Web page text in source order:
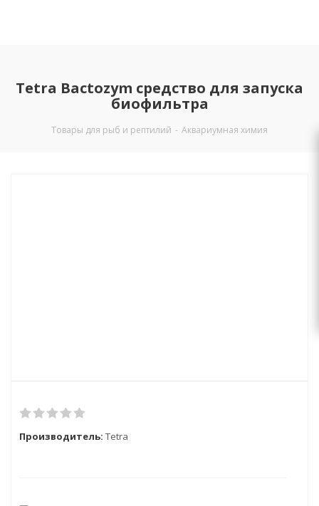
Tetra Bactozym средство для запуска
биофильтра
Товары для рыб и рептилий - Аквариумная химия
Производитель: Tetra